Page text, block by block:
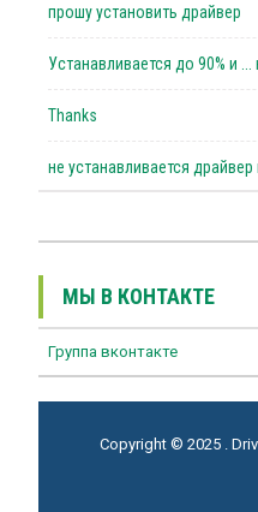
прошу установить драйвер
Устанавливается до 90% и ...
Thanks
не устанавливается драйвер
МЫ В КОНТАКТЕ
Группа вконтакте
Copyright © 2025 .